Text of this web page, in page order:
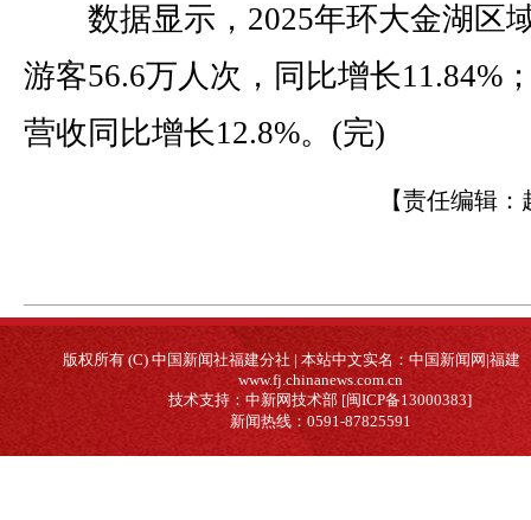
数据显示，2025年环大金湖区
游客56.6万人次，同比增长11.84%
营收同比增长12.8%。(完)
【责任编辑：
版权所有 (C) 中国新闻社福建分社 | 本站中文实名：中国新闻网|福建
www.fj.chinanews.com.cn
技术支持：中新网技术部 [闽ICP备13000383]
新闻热线：0591-87825591